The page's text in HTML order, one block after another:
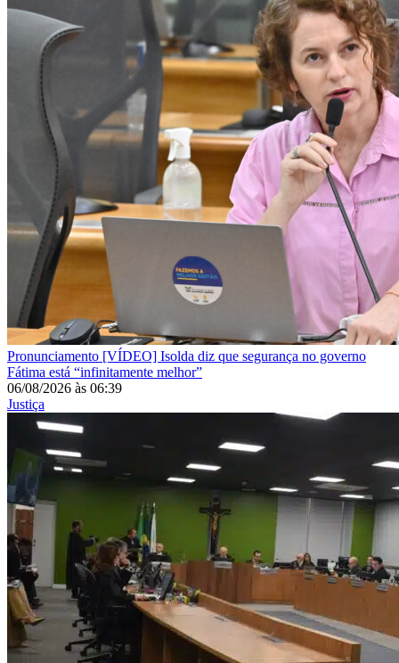
Pronunciamento [VÍDEO] Isolda diz que segurança no governo
Fátima está “infinitamente melhor”
06/08/2026 às 06:39
Justiça